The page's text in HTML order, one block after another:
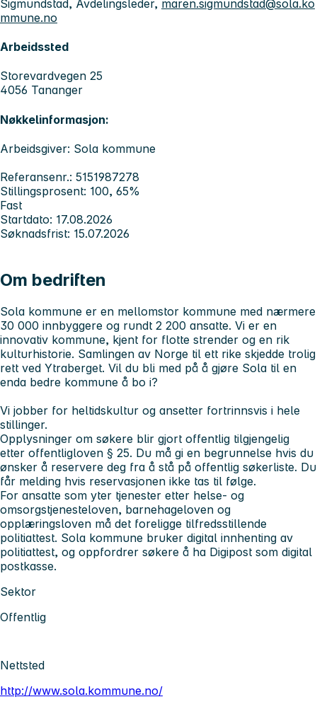
Sigmundstad, Avdelingsleder, maren.sigmundstad@sola.ko
mmune.no
Arbeidssted
Storevardvegen 25
4056 Tananger
Nøkkelinformasjon:
Arbeidsgiver: Sola kommune
Referansenr.: 5151987278
Stillingsprosent: 100, 65%
Fast
Startdato: 17.08.2026
Søknadsfrist: 15.07.2026
Om bedriften
Sola kommune er en mellomstor kommune med nærmere
30 000 innbyggere og rundt 2 200 ansatte. Vi er en
innovativ kommune, kjent for flotte strender og en rik
kulturhistorie. Samlingen av Norge til ett rike skjedde trolig
rett ved Ytraberget. Vil du bli med på å gjøre Sola til en
enda bedre kommune å bo i?
Vi jobber for heltidskultur og ansetter fortrinnsvis i hele
stillinger.
Opplysninger om søkere blir gjort offentlig tilgjengelig
etter offentligloven § 25. Du må gi en begrunnelse hvis du
ønsker å reservere deg fra å stå på offentlig søkerliste. Du
får melding hvis reservasjonen ikke tas til følge.
For ansatte som yter tjenester etter helse- og
omsorgstjenesteloven, barnehageloven og
opplæringsloven må det foreligge tilfredsstillende
politiattest. Sola kommune bruker digital innhenting av
politiattest, og oppfordrer søkere å ha Digipost som digital
postkasse.
Sektor
Offentlig
Nettsted
http://www.sola.kommune.no/